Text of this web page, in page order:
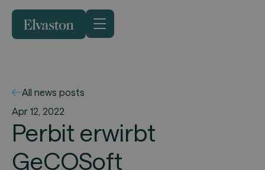
All news posts
Apr 12, 2022
Perbit erwirbt
GeCOSoft